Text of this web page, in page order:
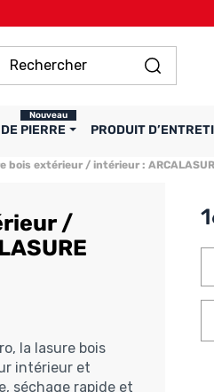
PIERRE
Nouveau
PRODUIT
bois extérieur / intérieur :
/
la lasure bois
intérieur et
séchage rapide et